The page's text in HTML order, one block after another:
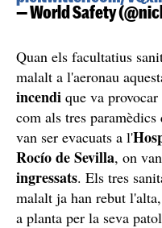
— World Safety
Quan els facultatius
malalt a l'aeronau
incendi que va
com als tres
van ser evacuats a l'
Rocío de Sevilla, on
ingressats. Els tres
malalt ja han rebut
a planta per la seva